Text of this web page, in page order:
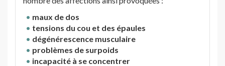
maux de dos
tensions du cou et des épaules
dégénérescence musculaire
problèmes de surpoids
incapacité à se concentrer